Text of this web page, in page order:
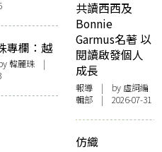
專欄：越
查隧道
韓麗珠|
共讀西西及
Bonnie
Garmus名著 以
閱讀啟發個人
成長
報導 | by 虛詞編
輯部 | 2026-07-31
仿織